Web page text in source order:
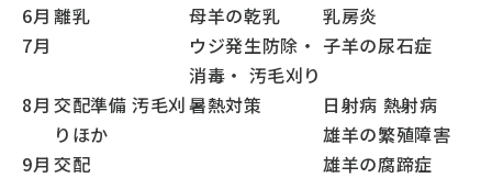
乳房炎
6月 離乳
母羊の乾乳
7月
ウジ発生防除・
消毒・ 汚毛刈り
子羊の尿石症
8月 交配準備 汚毛刈
りほか
暑熱対策
日射病 熱射病
雄羊の繁殖障害
9月 交配
雄羊の腐蹄症